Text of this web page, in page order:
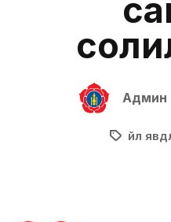
Админ
Үйл